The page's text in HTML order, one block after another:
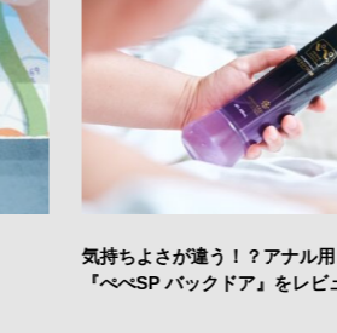
気持ちよさが違う！？アナル
『ぺぺSP バックドア』をレビ